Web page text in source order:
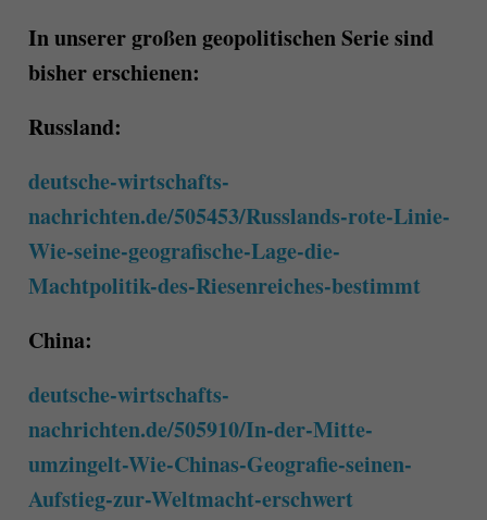
In unserer großen geopolitischen Serie sind
bisher erschienen:
Russland:
deutsche-wirtschafts-
nachrichten.de/505453/Russlands-rote-Linie-
Wie-seine-geografische-Lage-die-
Machtpolitik-des-Riesenreiches-bestimmt
China:
deutsche-wirtschafts-
nachrichten.de/505910/In-der-Mitte-
umzingelt-Wie-Chinas-Geografie-seinen-
Aufstieg-zur-Weltmacht-erschwert